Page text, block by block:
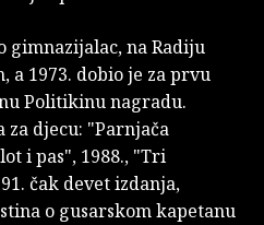
gimnazijalac, na Radiju
a 1973. dobio je za prvu
Politikinu nagradu.
za djecu: "Parnjača
i pas", 1988., "Tri
čak devet izdanja,
o gusarskom kapetanu